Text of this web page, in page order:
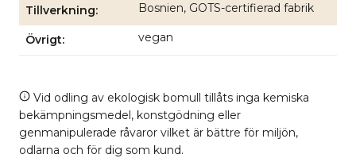
Tillverkning Bosnien, GOTS-certifierad fabrik
Övrigt vegan
Vid odling av ekologisk bomull tillåts inga kemiska
bekämpningsmedel, konstgödning eller
genmanipulerade råvaror vilket är bättre för miljön,
odlarna och för dig som kund.